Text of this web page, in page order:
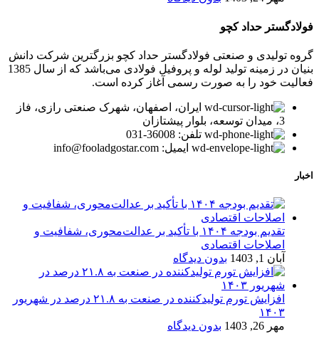
فولادگستر حداد کچو
گروه تولیدی و صنعتی فولادگستر حداد کچو بزرگترین شرکت دانش
بنیان در زمینه تولید لوله و پروفیل فولادی می‌باشد که از سال 1385
فعالیت خود را به صورت رسمی آغاز کرده است.
ایران، اصفهان، شهرک صنعتی رازی، فاز
3، میدان توسعه، بلوار پیشتازان
تلفن: 36008-031
ایمیل: info@fooladgostar.com
اخبار
تقدیم بودجه ۱۴۰۴ با تأکید بر عدالت‌محوری، شفافیت و
اصلاحات اقتصادی
آبان 1, 1403
بدون دیدگاه
افزایش تورم تولیدکننده در صنعت به ۲۱.۸ درصد در شهریور
۱۴۰۳
مهر 26, 1403
بدون دیدگاه